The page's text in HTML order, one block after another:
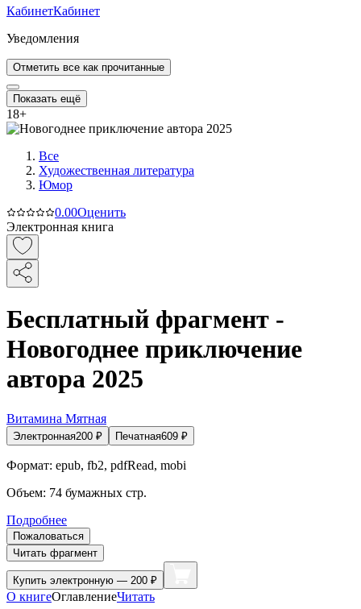
КабинетКабинет
Уведомления
Отметить все как прочитанные
Показать ещё
18+
Все
Художественная литература
Юмор
0.00Оценить
Электронная книга
Бесплатный фрагмент -
Новогоднее приключение
автора 2025
Витамина Мятная
Электронная200 ₽ Печатная609 ₽
Формат: epub, fb2, pdfRead, mobi
Объем: 74 бумажных стр.
Подробнее
Пожаловаться
Читать фрагмент
Купить электронную — 200 ₽
О книгеОглавлениеЧитать